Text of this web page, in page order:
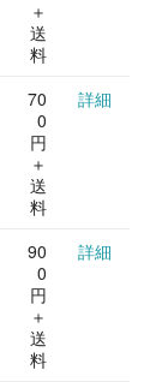
＋
送
料
70
0
円
＋
送
料
詳細
90
0
円
＋
送
料
詳細